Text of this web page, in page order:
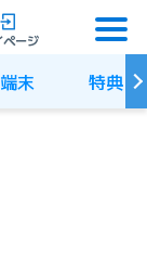
ージ
端末 特典